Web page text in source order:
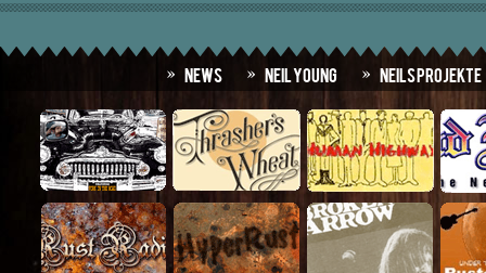
News Neil Young Neils Projekte